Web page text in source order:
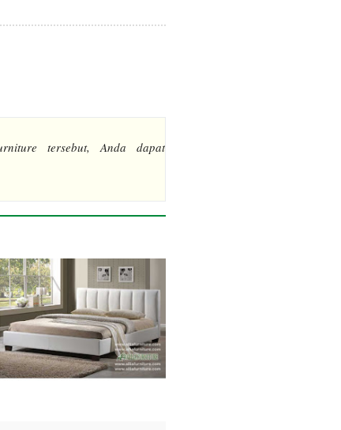
tersebut, Anda dapat